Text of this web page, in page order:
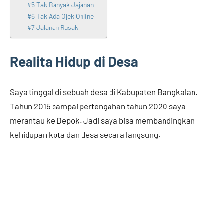
#5 Tak Banyak Jajanan
#6 Tak Ada Ojek Online
#7 Jalanan Rusak
Realita Hidup di Desa
Saya tinggal di sebuah desa di Kabupaten Bangkalan.
Tahun 2015 sampai pertengahan tahun 2020 saya
merantau ke Depok. Jadi saya bisa membandingkan
kehidupan kota dan desa secara langsung.